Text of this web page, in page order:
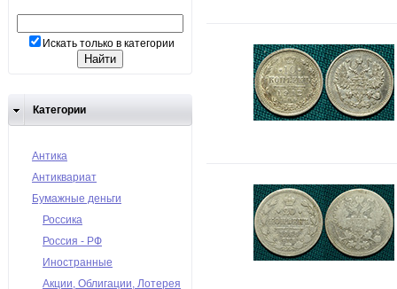
Искать только в категории
Категории
Антика
Антиквариат
Бумажные деньги
Россика
Россия - РФ
Иностранные
Акции, Облигации, Лотерея